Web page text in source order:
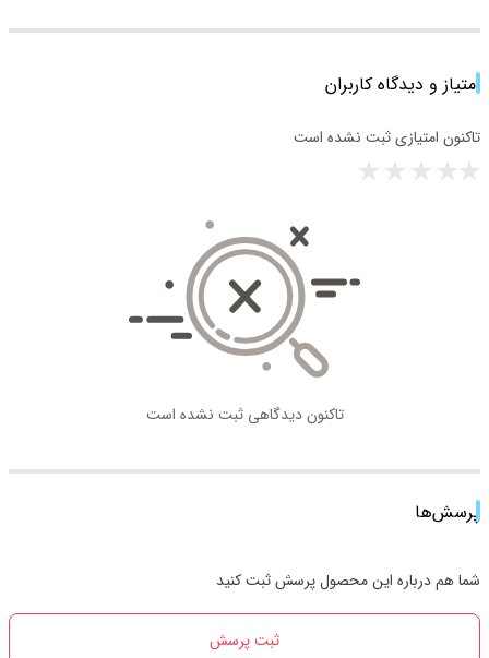
امتیاز و دیدگاه کاربران
تاکنون امتیازی ثبت نشده است
تاکنون دیدگاهی ثبت نشده است
پرسش‌ها
شما هم درباره این محصول پرسش ثبت کنید
ثبت پرسش